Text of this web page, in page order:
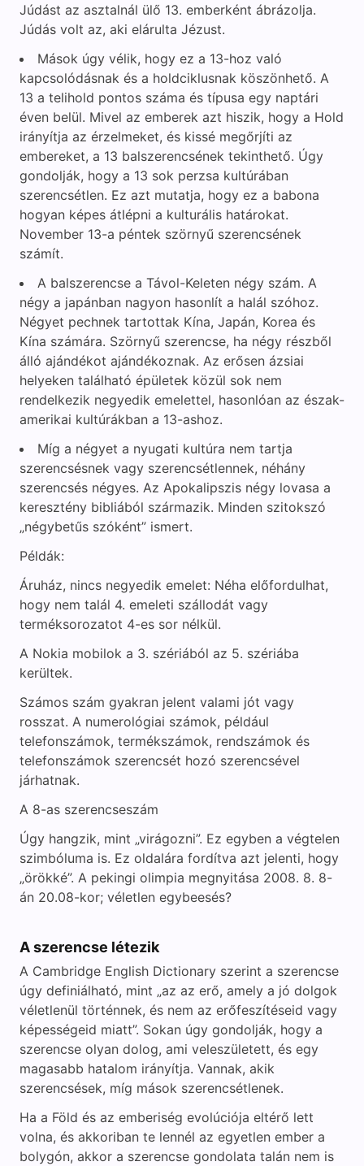
Júdást az asztalnál ülő 13. emberként ábrázolja.
Júdás volt az, aki elárulta Jézust.
Mások úgy vélik, hogy ez a 13-hoz való
kapcsolódásnak és a holdciklusnak köszönhető. A
13 a telihold pontos száma és típusa egy naptári
éven belül. Mivel az emberek azt hiszik, hogy a Hold
irányítja az érzelmeket, és kissé megőrjíti az
embereket, a 13 balszerencsének tekinthető. Úgy
gondolják, hogy a 13 sok perzsa kultúrában
szerencsétlen. Ez azt mutatja, hogy ez a babona
hogyan képes átlépni a kulturális határokat.
November 13-a péntek szörnyű szerencsének
számít.
A balszerencse a Távol-Keleten négy szám. A
négy a japánban nagyon hasonlít a halál szóhoz.
Négyet pechnek tartottak Kína, Japán, Korea és
Kína számára. Szörnyű szerencse, ha négy részből
álló ajándékot ajándékoznak. Az erősen ázsiai
helyeken található épületek közül sok nem
rendelkezik negyedik emelettel, hasonlóan az észak-
amerikai kultúrákban a 13-ashoz.
Míg a négyet a nyugati kultúra nem tartja
szerencsésnek vagy szerencsétlennek, néhány
szerencsés négyes. Az Apokalipszis négy lovasa a
keresztény bibliából származik. Minden szitokszó
„négybetűs szóként” ismert.
Példák:
Áruház, nincs negyedik emelet: Néha előfordulhat,
hogy nem talál 4. emeleti szállodát vagy
terméksorozatot 4-es sor nélkül.
A Nokia mobilok a 3. szériából az 5. szériába
kerültek.
Számos szám gyakran jelent valami jót vagy
rosszat. A numerológiai számok, például
telefonszámok, termékszámok, rendszámok és
telefonszámok szerencsét hozó szerencsével
járhatnak.
A 8-as szerencseszám
Úgy hangzik, mint „virágozni”. Ez egyben a végtelen
szimbóluma is. Ez oldalára fordítva azt jelenti, hogy
„örökké”. A pekingi olimpia megnyitása 2008. 8. 8-
án 20.08-kor; véletlen egybeesés?
A szerencse létezik
A Cambridge English Dictionary szerint a szerencse
úgy definiálható, mint „az az erő, amely a jó dolgok
véletlenül történnek, és nem az erőfeszítéseid vagy
képességeid miatt”. Sokan úgy gondolják, hogy a
szerencse olyan dolog, ami veleszületett, és egy
magasabb hatalom irányítja. Vannak, akik
szerencsések, míg mások szerencsétlenek.
Ha a Föld és az emberiség evolúciója eltérő lett
volna, és akkoriban te lennél az egyetlen ember a
bolygón, akkor a szerencse gondolata talán nem is